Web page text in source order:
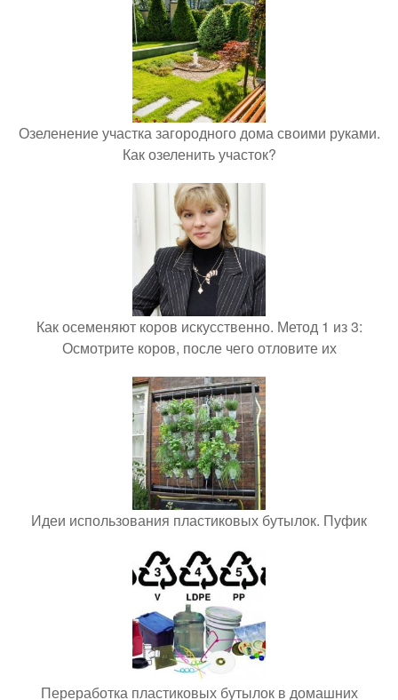
Озеленение участка загородного дома своими руками.
Как озеленить участок?
Как осеменяют коров искусственно. Метод 1 из 3:
Осмотрите коров, после чего отловите их
Идеи использования пластиковых бутылок. Пуфик
Переработка пластиковых бутылок в домашних